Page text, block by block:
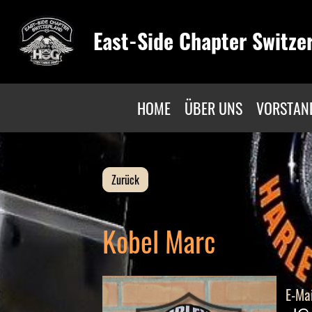
East-Side Chapter
HOME ÜBER UNS
Zurück
Kobel Marc
E-